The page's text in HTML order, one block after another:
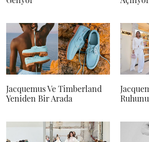
Jacquemus Ve Timberland
Yeniden Bir Arada